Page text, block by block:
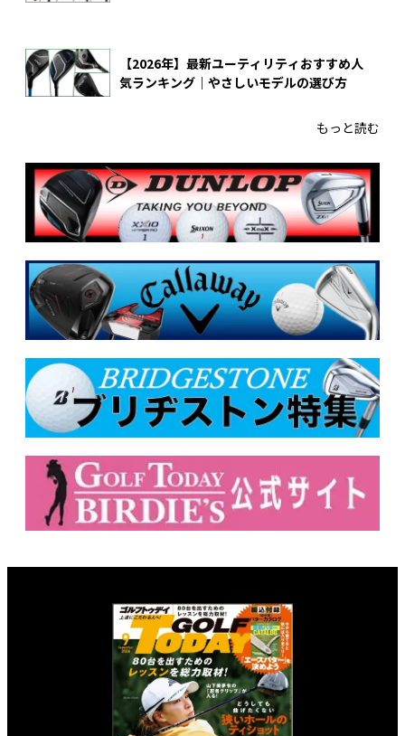
【2026年】最新ユーティリティおすすめ人
気ランキング｜やさしいモデルの選び方
もっと読む